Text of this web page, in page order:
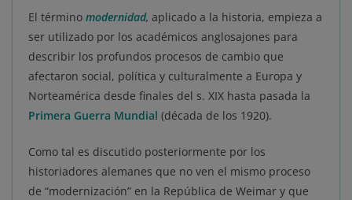
El término modernidad, aplicado a la historia, empieza a
ser utilizado por los académicos anglosajones para
describir los profundos procesos de cambio que
afectaron social, política y culturalmente a Europa y
Norteamérica desde finales del s. XIX hasta pasada la
Primera Guerra Mundial (década de los 1920).
Como tal es discutido posteriormente por los
historiadores alemanes que no ven el mismo proceso
de “modernización” en la República de Weimar y que